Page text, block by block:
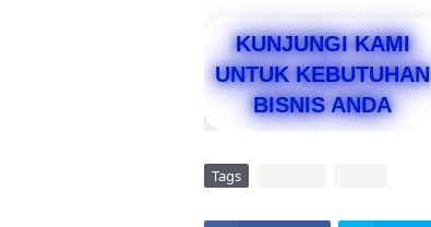
KUNJUNGI KAMI
UNTUK KEBUTUHAN
BISNIS ANDA
Tags